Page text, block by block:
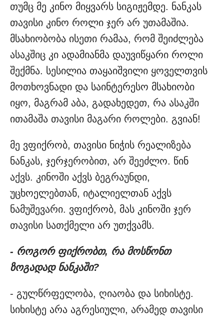
თუმც მე კინო მიყვარს სიგიჟემდე. ნანკას
თავისი კინო როლი ჯერ არ უთამაშია.
მსახიობობა ისეთი რამაა, რომ შეიძლება
ასაკშიც კი ადამიანმა დაუვიწყარი როლი
შექმნა. სესილია თაყაიშვილი ყოველთვის
მოთხოვნადი და საინტერესო მსახიობი
იყო, მაგრამ აბა, გადახედეთ, რა ასაკში
ითამაშა თავისი მაგარი როლები. გვიან!
მე ვფიქრობ, თავისი ნიჭის რეალიზება
ნანკას, ჯერჯერობით, არ შეეძლო. წინ
აქვს. კინოში აქვს ბეგრაუნდი,
უცხოელებთან, იტალიელთან აქვს
ნამუშევარი. ვფიქრობ, მას კინოში ჯერ
თავისი სათქმელი არ უთქვამს.
- როგორ ფიქრობთ, რა მოსწონთ
ზოგადად ნანკაში?
- გულწრფელობა, ღიაობა და სიხისტე.
სიხისტე არა აგრესიული, არამედ თავისი